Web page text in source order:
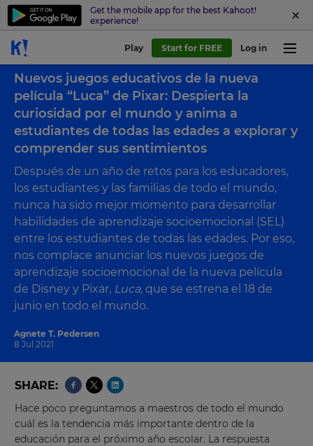
Get the mobile app for the best Kahoot!
experience!
Play Start for FREE Log in
Agnete T. Pedersen
8 Jul 2021
Nuevos juegos educativos de la nueva
película “Luca” de Pixar: Despierta la
curiosidad por el mundo y anima a
estudiantes de todas las edades a explorar y
comprender sus sentimientos
Después de un año de retos para los educadores,
los estudiantes y las familias de todo el mundo,
nunca ha sido mejor momento para desarrollar
habilidades de aprendizaje socioemocional (SEL)
entre los estudiantes de todas las edades. Por eso,
nos complace anunciar los nuevos juegos de
aprendizaje socioemocional de la nueva película
de Disney y Pixar, Luca, que se estrena el 18 de
junio en todo el mundo.
SHARE
Hace poco preguntamos a maestros de todo el mundo
cuál es la tendencia más importante dentro de la
educación para el próximo año escolar. La respuesta